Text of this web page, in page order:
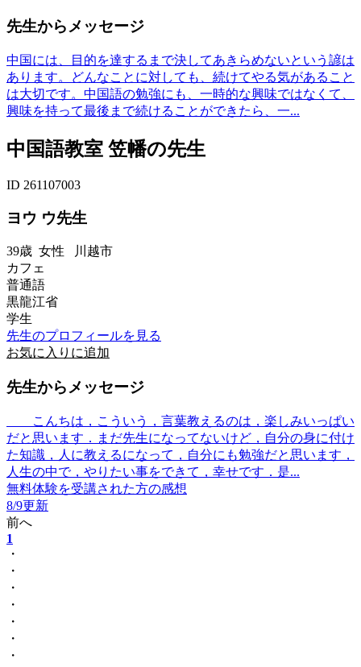
先生からメッセージ
中国には、目的を達するまで決してあきらめないという諺は
あります。どんなことに対しても、続けてやる気があること
は大切です。中国語の勉強にも、一時的な興味ではなくて、
興味を持って最後まで続けることができたら、一...
中国語教室 笠幡の先生
ID 261107003
ヨウ ウ先生
39歳 女性 川越市
カフェ
普通語
黒龍江省
学生
先生のプロフィールを見る
お気に入りに追加
先生からメッセージ
こんちは，こういう，言葉教えるのは，楽しみいっぱい
だと思います．まだ先生になってないけど，自分の身に付け
た知識，人に教えるになって，自分にも勉強だと思います，
人生の中で，やりたい事をできて，幸せです．是...
無料体験を受講された方の感想
8/9更新
前へ
1
・
・
・
・
・
・
・